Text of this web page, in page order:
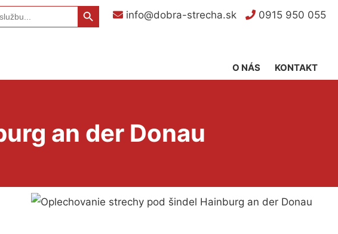
Search Button
info@dobra-strecha.sk
0915 950 055
KONTAKT
O NÁS
an der Donau